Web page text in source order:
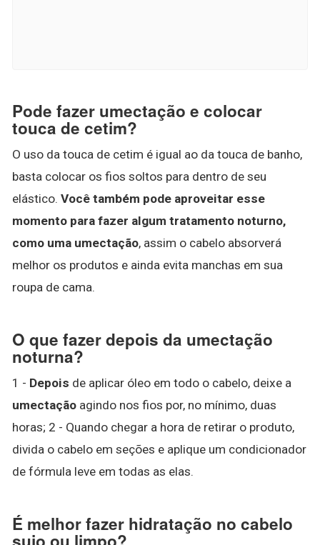
Pode fazer umectação e colocar
touca de cetim?
O uso da touca de cetim é igual ao da touca de banho,
basta colocar os fios soltos para dentro de seu
elástico. Você também pode aproveitar esse
momento para fazer algum tratamento noturno,
como uma umectação, assim o cabelo absorverá
melhor os produtos e ainda evita manchas em sua
roupa de cama.
O que fazer depois da umectação
noturna?
1 - Depois de aplicar óleo em todo o cabelo, deixe a
umectação agindo nos fios por, no mínimo, duas
horas; 2 - Quando chegar a hora de retirar o produto,
divida o cabelo em seções e aplique um condicionador
de fórmula leve em todas as elas.
É melhor fazer hidratação no cabelo